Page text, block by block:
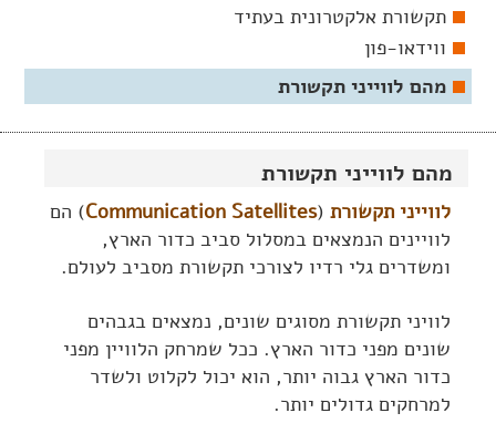
מהם לווייני תקשורת
לווייני תקשורת (
Communication Satellites) הם
לוויינים הנמצאים במסלול סביב כדור הארץ,
ומשדרים גלי רדיו לצורכי תקשורת מסביב לעולם.
לוויני תקשורת מסוגים שונים, נמצאים בגבהים
שונים מפני כדור הארץ. ככל שמרחק הלוויין מפני
כדור הארץ גבוה יותר, הוא יכול לקלוט ולשדר
למרחקים גדולים יותר.
תקשורת אלקטרונית בעתיד
ווידאו-פון
מהם לווייני תקשורת